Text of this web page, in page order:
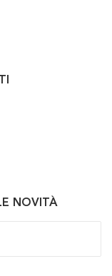
NOVITÀ